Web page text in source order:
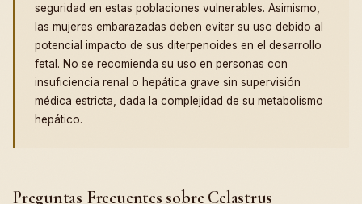
seguridad en estas poblaciones vulnerables. Asimismo,
las mujeres embarazadas deben evitar su uso debido al
potencial impacto de sus diterpenoides en el desarrollo
fetal. No se recomienda su uso en personas con
insuficiencia renal o hepática grave sin supervisión
médica estricta, dada la complejidad de su metabolismo
hepático.
Preguntas Frecuentes sobre Celastrus